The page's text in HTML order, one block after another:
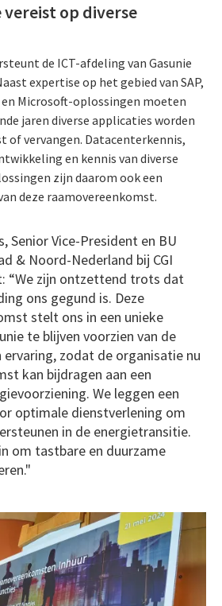
op diverse
de ICT-afdeling van Gasunie
expertise op het gebied van SAP,
Microsoft-oplossingen moeten
jaren diverse applicaties worden
of vervangen. Datacenterkennis,
en kennis van diverse
zijn daarom ook een
deze raamovereenkomst.
Senior Vice-President en BU
& Noord-Nederland bij CGI
“We zijn ontzettend trots dat
ons gegund is. Deze
stelt ons in een unieke
te blijven voorzien van de
ervaring, zodat de organisatie nu
kan bijdragen aan een
We leggen een
optimale dienstverlening om
in de energietransitie.
om tastbare en duurzame